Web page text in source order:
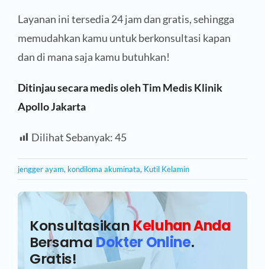
Layanan ini tersedia 24 jam dan gratis, sehingga
memudahkan kamu untuk berkonsultasi kapan
dan di mana saja kamu butuhkan!
Ditinjau secara medis oleh Tim Medis Klinik
Apollo Jakarta
Dilihat Sebanyak:45
jengger ayam, kondiloma akuminata, Kutil Kelamin
Konsultasikan Keluhan Anda
BersamaDokter Online.
Gratis!